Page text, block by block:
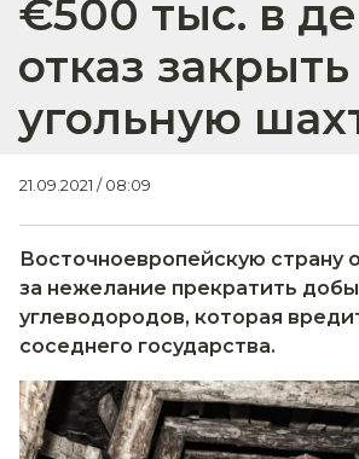
€500 тыс. в
отказ закрыть
угольную
21.09.2021 / 08:09
Восточноевропейскую страну
за нежелание прекратить
углеводородов, которая
соседнего государства.